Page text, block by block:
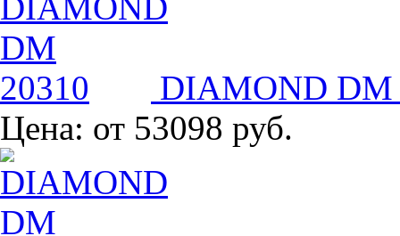
DIAMOND DM
Цена: от 53098 руб.